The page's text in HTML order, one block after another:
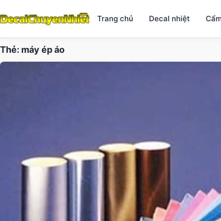
Trang chủ Decal nhiệt
Thẻ: máy ép áo